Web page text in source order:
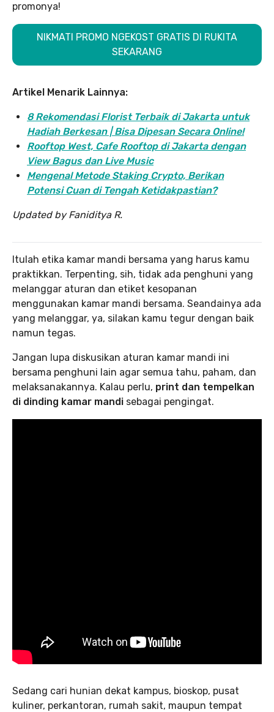
promonya!
NIKMATI PROMO NGEKOST GRATIS DI RUKITA
SEKARANG
Artikel Menarik Lainnya:
8 Rekomendasi Florist Terbaik di Jakarta untuk
Hadiah Berkesan | Bisa Dipesan Secara Online!
Rooftop West, Cafe Rooftop di Jakarta dengan
View Bagus dan Live Music
Mengenal Metode Staking Crypto, Berikan
Potensi Cuan di Tengah Ketidakpastian?
Updated by Faniditya R.
Itulah etika kamar mandi bersama yang harus kamu
praktikkan. Terpenting, sih, tidak ada penghuni yang
melanggar aturan dan etiket kesopanan
menggunakan kamar mandi bersama. Seandainya ada
yang melanggar, ya, silakan kamu tegur dengan baik
namun tegas.
Jangan lupa diskusikan aturan kamar mandi ini
bersama penghuni lain agar semua tahu, paham, dan
melaksanakannya. Kalau perlu, print dan tempelkan
di dinding kamar mandi sebagai pengingat.
Sedang cari hunian dekat kampus, bioskop, pusat
kuliner, perkantoran, rumah sakit, maupun tempat